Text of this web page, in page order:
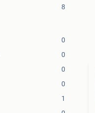
8
0
0
0
0
1